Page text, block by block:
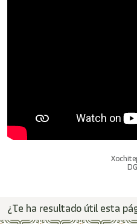
¿Te ha resultado útil esta